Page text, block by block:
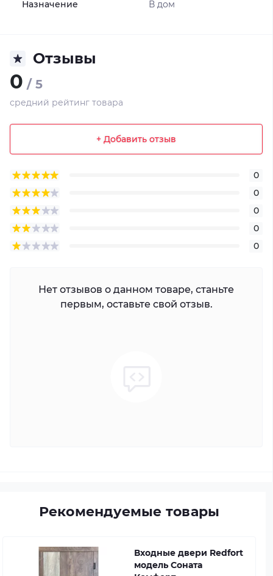
Назначение В дом
Отзывы
0 / 5
средний рейтинг товара
+ Добавить отзыв
0
0
0
0
0
Нет отзывов о данном товаре, станьте
первым, оставьте свой отзыв.
Рекомендуемые товары
Входные двери Redfort
модель Соната